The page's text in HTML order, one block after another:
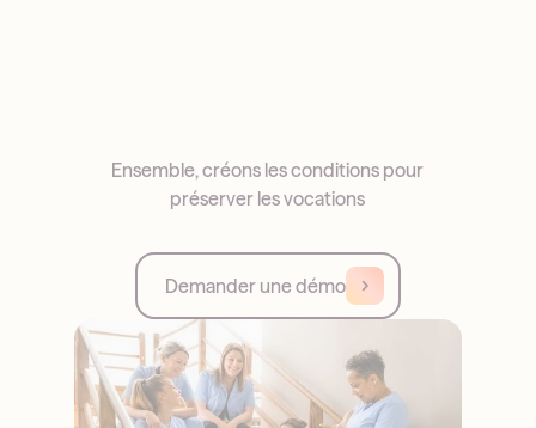
Ensemble, créons les conditions pour
préserver les vocations
Demander une démo